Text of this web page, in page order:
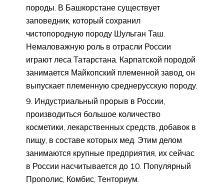
породы. В Башкорстане существует
заповедник, который сохранил
чистопородную породу Шульган Таш.
Немаловажную роль в отрасли России
играют леса Татарстана. Карпатской породой
занимается Майкопский племенной завод, он
выпускает племенную среднерусскую породу.
Индустриальный прорыв в России,
производиться большое количество
косметики, лекарственных средств, добавок в
пищу, в составе которых мед. Этим делом
занимаются крупные предприятия, их сейчас
в России насчитывается до 10. Популярный
Прополис, Комбис, Тенториум.